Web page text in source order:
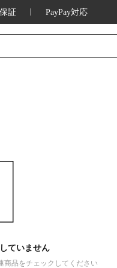
証 PayPay対応
ていません
商品をチェックしてください